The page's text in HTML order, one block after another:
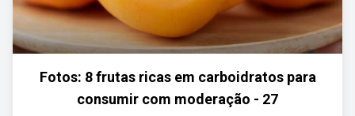
Fotos: 8 frutas ricas em carboidratos para
consumir com moderação - 27